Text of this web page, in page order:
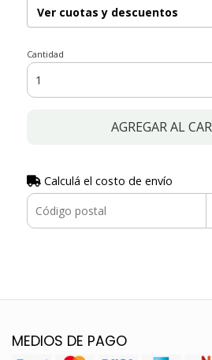
Ver cuotas y descuentos
Cantidad
AGREGAR AL
Calculá el costo de envío
MEDIOS DE PAGO